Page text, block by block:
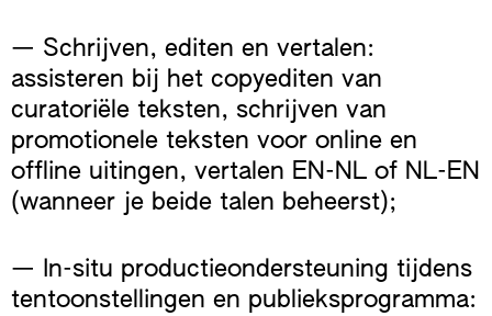
— Schrijven, editen en vertalen:
assisteren bij het copyediten van
curatoriële teksten, schrijven van
promotionele teksten voor online en
offline uitingen, vertalen EN-NL of NL-EN
(wanneer je beide talen beheerst);
— In-situ productieondersteuning tijdens
tentoonstellingen en publieksprogramma: